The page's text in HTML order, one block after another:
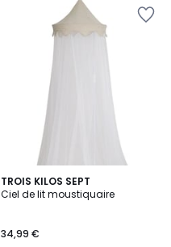
TROIS KILOS SEPT
Ciel de lit moustiquaire
34,99 €